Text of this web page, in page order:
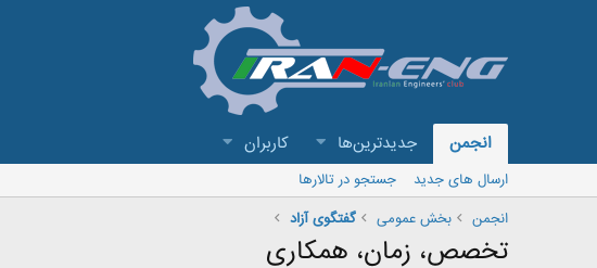
انجمن جدیدترین‌ها کاربران
ارسال های جدید
جستجو در تالارها
انجمن
بخش عمومی گفتگوی آزاد
تخصص، زمان، همکاری